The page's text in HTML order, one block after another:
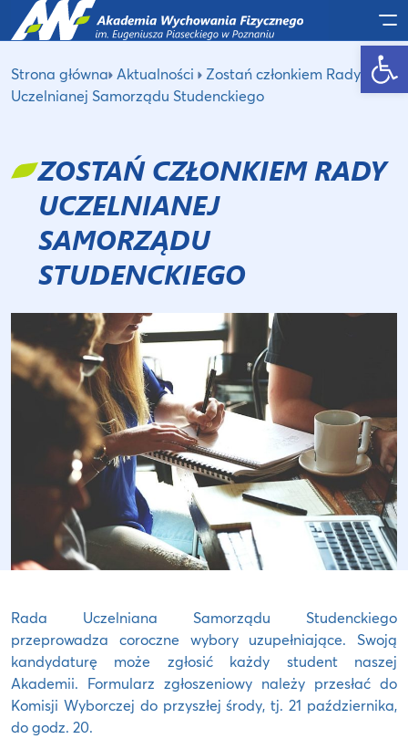
Otwórz pasek narzędzi
Strona główna Aktualności
Zostań członkiem Rady
Uczelnianej Samorządu Studenckiego
ZOSTAŃ CZŁONKIEM RADY
UCZELNIANEJ
SAMORZĄDU
STUDENCKIEGO
Rada Uczelniana Samorządu Studenckiego
przeprowadza coroczne wybory uzupełniające. Swoją
kandydaturę może zgłosić każdy student naszej
Akademii. Formularz zgłoszeniowy należy przesłać do
Komisji Wyborczej do przyszłej środy, tj. 21 października,
do godz. 20.